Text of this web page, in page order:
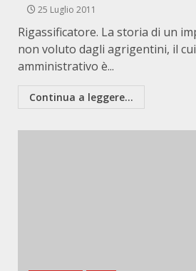
25 Luglio 2011
Rigassificatore. La storia di un
non voluto dagli agrigentini, il
amministrativo è...
Continua a leggere...